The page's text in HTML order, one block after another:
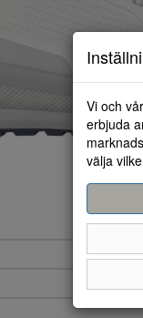
Vi och
erbjuda
välja